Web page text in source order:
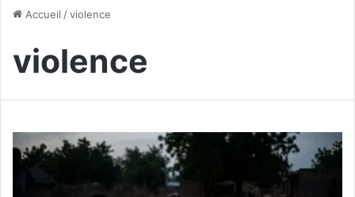
Accueil /violence
violence